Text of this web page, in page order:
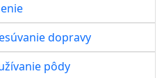
dopravy
pôdy